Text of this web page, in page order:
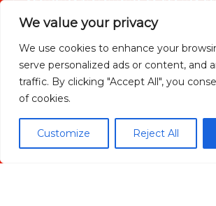
We value your privacy
We use cookies to enhance your
serve personalized ads or content, and
traffic. By clicking "Accept All", you
of cookies.
Customize Reject All
He leido y acepto la política de privacidad
ENVIAR